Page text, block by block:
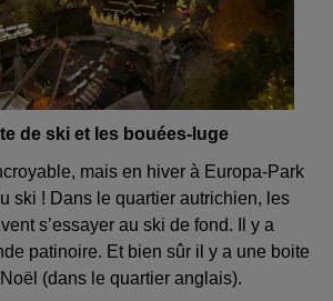
de ski et les bouées-luge
mais en hiver à Europa-Park
ski ! Dans le quartier autrichien, les
s’essayer au ski de fond. Il y a
patinoire. Et bien sûr il y a une boite
(dans le quartier anglais).